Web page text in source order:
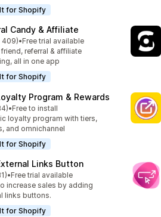
for Shopify
Candy & Affiliate
gwiazdek
409)
liczba recenzji: 1409
•Free trial available
friend, referral & affiliate
all in one app
for Shopify
Program & Rewards
gwiazdek
recenzji: 84
•Free to install
loyalty program with tiers,
and omnichannel
for Shopify
Links Button
gwiazdek
liczba recenzji: 31
•Free trial available
increase sales by adding
links buttons.
for Shopify